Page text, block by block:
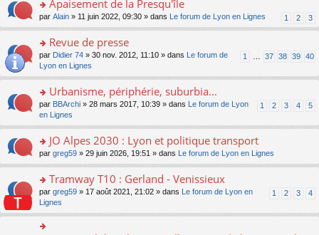
ré
c
e
pl
s
ré
e
e
n
o
n
le
pl
s
ré
c
e
e
s
g
e
n
o
n
le
s
ré
c
nt
ult
er
le
m
e
s
g
e
n
o
n
le
u
s
ré
c
e
o
n
ult
er
le
m
e
s
s
e
n
o
n
le
s
Apaisement de la Presqu'île
1 2 3
par Alain » 11 juin 2022, 09:30 » dans Le forum de Lyon en Lignes
o
s
er
le
m
e
s
s
e
n
o
n
lu
Revue de presse
1 37 38 39 40
par Didier 74 » 30 nov. 2012, 11:10 » dans
Le forum de
Lyon en Lignes
o
n
s
er
le
m
e
s
s
g
Urbanisme, périphérie, suburbia...
1 2 3 4 5
par BBArchi » 28 mars 2017, 10:39 » dans
Le forum de Lyon
en Lignes
o
n
ult
er
le
m
e
JO Alpes 2030 : Lyon et politique transport
par greg59 » 29 juin 2026, 19:51 » dans Le forum de Lyon en Lignes
o
s
ult
Tramway T10 : Gerland - Venissieux
1 2 3 4
par greg59 » 17 août 2021, 21:02 » dans
Le forum de Lyon en
Lignes